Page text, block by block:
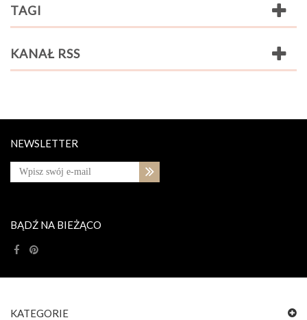
TAGI
KANAŁ RSS
NEWSLETTER
BĄDŹ NA BIEŻĄCO
KATEGORIE